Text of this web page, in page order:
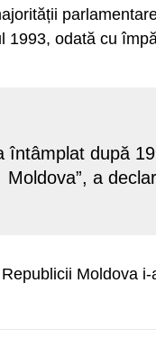
1993, odată cu
întâmplat după
Moldova”, a
Moldova